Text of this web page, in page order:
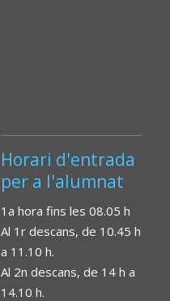
Horari d'entrada
per a l'alumnat
1a hora fins les 08.05 h
Al 1r descans, de 10.45 h
a 11.10 h.
Al 2n descans, de 14 h a
14.10 h.